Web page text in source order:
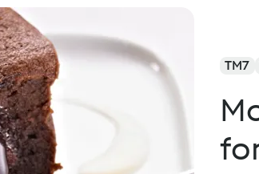
TM7